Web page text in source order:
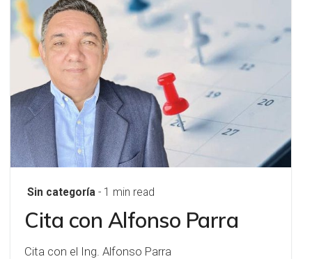
Sin categoría - 1 min read
Cita con Alfonso Parra
Cita con el Ing. Alfonso Parra